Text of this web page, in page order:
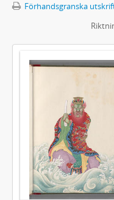
Förhandsgranska